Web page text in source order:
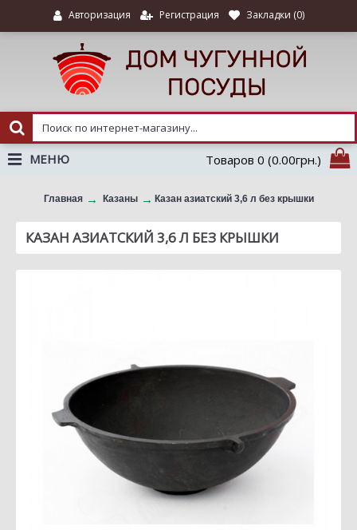
Авторизация Регистрация Закладки (0)
Товаров 0 (0.00грн.)
МЕНЮ
Главная Казаны Казан азиатский 3,6 л без крышки
КАЗАН АЗИАТСКИЙ 3,6 Л БЕЗ КРЫШКИ